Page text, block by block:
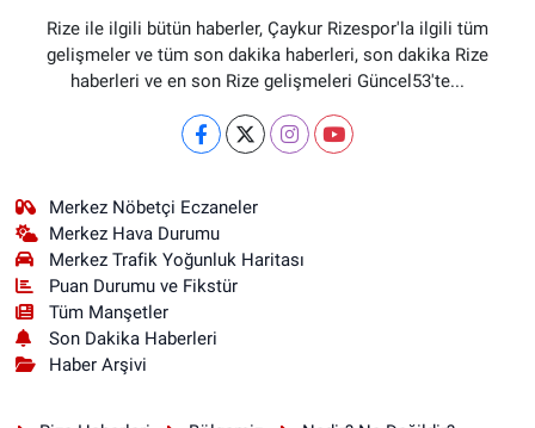
Rize ile ilgili bütün haberler, Çaykur Rizespor'la ilgili tüm
gelişmeler ve tüm son dakika haberleri, son dakika Rize
haberleri ve en son Rize gelişmeleri Güncel53'te...
Merkez Nöbetçi Eczaneler
Merkez Hava Durumu
Merkez Trafik Yoğunluk Haritası
Puan Durumu ve Fikstür
Tüm Manşetler
Son Dakika Haberleri
Haber Arşivi